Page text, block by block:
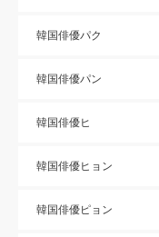
韓国俳優パク
韓国俳優パン
韓国俳優ヒ
韓国俳優ヒョン
韓国俳優ピョン